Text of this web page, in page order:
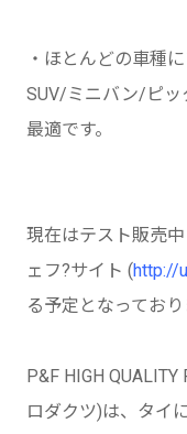
・ほとんどの車種
SUV/ミニバン/ピッ
最適です。
現在はテスト販売
ェフ?サイト (http://
る予定となっており
P&F HIGH
ロダクツ)は、タイ